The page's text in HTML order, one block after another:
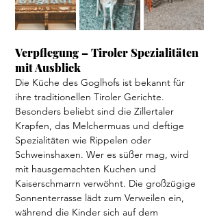
Verpflegung – Tiroler Spezialitäten
mit Ausblick
Die Küche des Goglhofs ist bekannt für
ihre traditionellen Tiroler Gerichte.
Besonders beliebt sind die Zillertaler
Krapfen, das Melchermuas und deftige
Spezialitäten wie Rippelen oder
Schweinshaxen. Wer es süßer mag, wird
mit hausgemachten Kuchen und
Kaiserschmarrn verwöhnt. Die großzügige
Sonnenterrasse lädt zum Verweilen ein,
während die Kinder sich auf dem